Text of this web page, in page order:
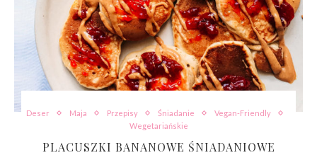
Deser Maja Przepisy Śniadanie
Vegan-Friendly
Wegetariańskie
PLACUSZKI BANANOWE ŚNIADANIOWE